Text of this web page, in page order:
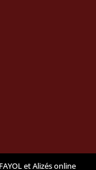
etAlizés online